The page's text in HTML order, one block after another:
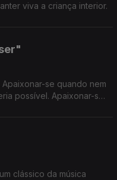
viva a criança interior.
se quando nem
possível. Apaixonar-se
clássico da música